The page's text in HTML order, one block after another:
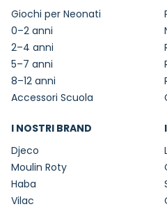
Giochi per Neonati
0–2 anni
2–4 anni
5–7 anni
8–12 anni
Accessori Scuola
I NOSTRI BRAND
Djeco
Moulin Roty
Haba
Vilac